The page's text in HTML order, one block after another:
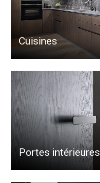
Cuisines
Portes intérieures